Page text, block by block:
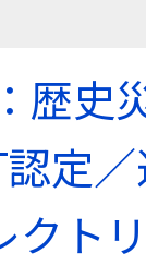
歴史
定
クト